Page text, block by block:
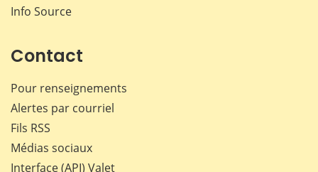
Info Source
Contact
Pour renseignements
Alertes par courriel
Fils RSS
Médias sociaux
Interface (API) Valet